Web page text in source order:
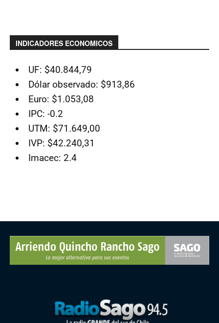
INDICADORES ECONOMICOS
UF: $40.844,79
Dólar observado: $913,86
Euro: $1.053,08
IPC: -0.2
UTM: $71.649,00
IVP: $42.240,31
Imacec: 2.4